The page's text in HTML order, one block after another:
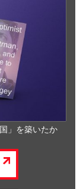
」を築いたか